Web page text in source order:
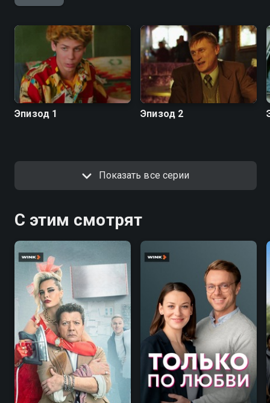
Эпизод 1 Эпизод 2
Показать все серии
С этим смотрят
7.6